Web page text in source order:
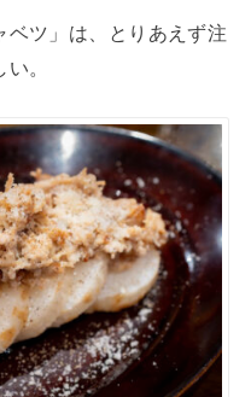
ベツ」は、とりあえず注
。